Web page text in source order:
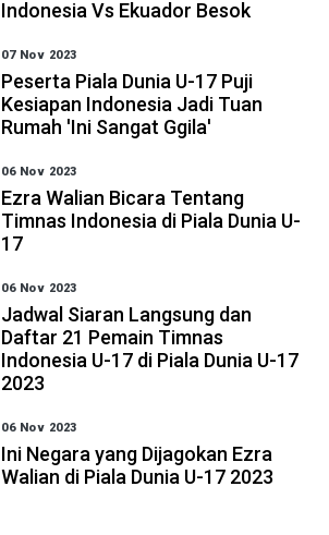
Indonesia Vs Ekuador Besok
07 Nov 2023
Peserta Piala Dunia U-17 Puji
Kesiapan Indonesia Jadi Tuan
Rumah 'Ini Sangat Ggila'
06 Nov 2023
Ezra Walian Bicara Tentang
Timnas Indonesia di Piala Dunia U-
17
06 Nov 2023
Jadwal Siaran Langsung dan
Daftar 21 Pemain Timnas
Indonesia U-17 di Piala Dunia U-17
2023
06 Nov 2023
Ini Negara yang Dijagokan Ezra
Walian di Piala Dunia U-17 2023